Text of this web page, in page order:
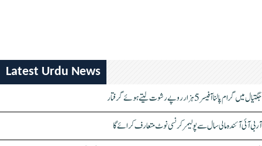
Latest Urdu News
جگتیال میں گرام پالنا آفیسر 5 ہزار روپے رشوت لیتے ہوئے گرفتار
آر بی آئی آئندہ مالی سال سے پولیمر کرنسی نوٹ متعارف کرائے گا